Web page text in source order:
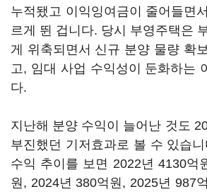
누적됐고 이익잉여금이 줄어들면
르게 뛴 겁니다. 당시 부영주택은
게 위축되면서 신규 분양 물량 확
고, 임대 사업 수익성이 둔화하는
다.
지난해 분양 수익이 늘어난 것도
부진했던 기저효과로 볼 수 있습
수익 추이를 보면 2022년 4130억
원, 2024년 380억원, 2025년 987